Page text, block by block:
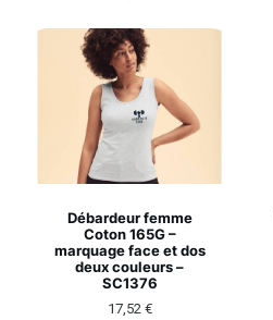
Débardeur femme
Coton 165G –
marquage face et dos
deux couleurs –
SC1376
17,52 €